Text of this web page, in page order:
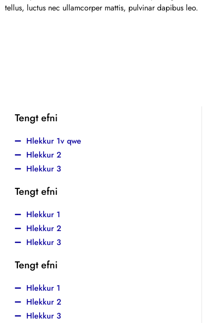
tellus, luctus nec ullamcorper mattis, pulvinar dapibus leo.
Tengt efni
Hlekkur 1v qwe
Hlekkur 2
Hlekkur 3
Tengt efni
Hlekkur 1
Hlekkur 2
Hlekkur 3
Tengt efni
Hlekkur 1
Hlekkur 2
Hlekkur 3